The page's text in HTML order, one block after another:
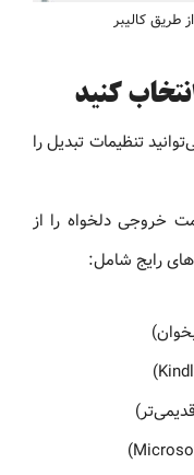
طریق کالیبر
تنظیمات تبدیل را
خروجی دلخواه را از
رایج شامل: